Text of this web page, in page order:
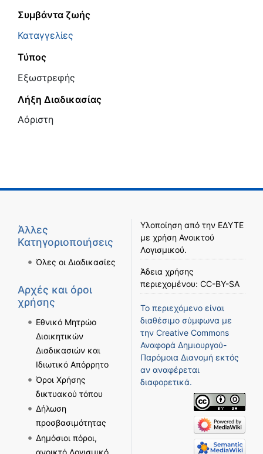
Συμβάντα ζωής
Καταγγελίες
Τύπος
Εξωστρεφής
Λήξη Διαδικασίας
Αόριστη
Άλλες
Κατηγοριοποιήσεις
Όλες οι Διαδικασίες
Αρχές και όροι
χρήσης
Εθνικό Μητρώο
Διοικητικών
Διαδικασιών και
Ιδιωτικό Απόρρητο
Όροι Χρήσης
δικτυακού τόπου
Δήλωση
προσβασιμότητας
Δημόσιοι πόροι,
ανοικτό Λογισμικό
Υλοποίηση από την ΕΔΥΤΕ
με χρήση Ανοικτού
Λογισμικού.
Άδεια χρήσης
περιεχομένου: CC-BY-SA
Το περιεχόμενο είναι
διαθέσιμο σύμφωνα με
την Creative Commons
Αναφορά Δημιουργού-
Παρόμοια Διανομή εκτός
αν αναφέρεται
διαφορετικά.